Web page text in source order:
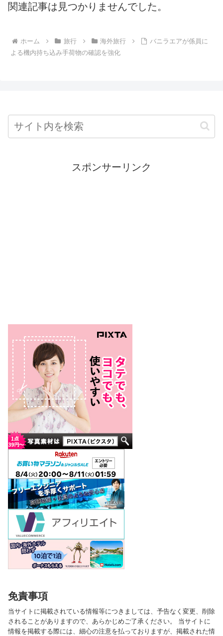
関連記事は見つかりませんでした。
ホーム 旅行 海外旅行
バニラエアが係員に
よる機内持ち込み手荷物の確認を強化
スポンサーリンク
免責事項
当サイトに掲載されている情報等につきましては、予告なく変更、削除
されることがありますので、あらかじめご了承ください。 当サイトに
情報を掲載する際には、細心の注意を払っておりますが、掲載された情